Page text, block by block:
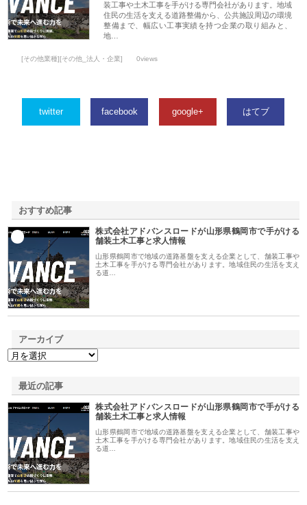
装工事や土木工事を手がける専門会社があります。地域
住民の生活を支える道路整備から、公共施設周辺の環境
整備まで、幅広い工事実績を持つ企業の取り組みと、
地…
[その他業種][その他_法人・企業] 0views
twitter facebook google+ はてブ
おすすめ記事
株式会社アドバンスロードが山形県鶴岡市で手がける
舗装土木工事と求人情報
山形県鶴岡市で地域の道路基盤を支える企業として、舗装工事や
土木工事を手がける専門会社があります。地域住民の生活を支え
る道…
アーカイブ
最近の記事
株式会社アドバンスロードが山形県鶴岡市で手がける
舗装土木工事と求人情報
山形県鶴岡市で地域の道路基盤を支える企業として、舗装工事や
土木工事を手がける専門会社があります。地域住民の生活を支え
る道…